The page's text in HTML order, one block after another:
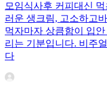
모임식사후 커피대신
러운 생크림, 고소하고
먹자마자 상큼함이 입
리는 기분입니다. 비주
다